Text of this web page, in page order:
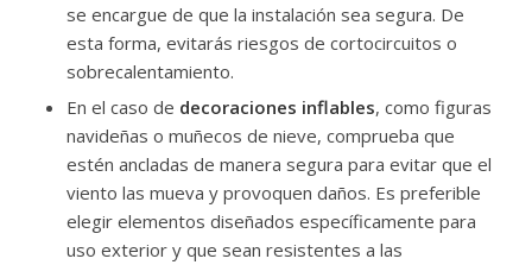
se encargue de que la instalación sea segura. De
esta forma, evitarás riesgos de cortocircuitos o
sobrecalentamiento.
En el caso de decoraciones inflables, como figuras
navideñas o muñecos de nieve, comprueba que
estén ancladas de manera segura para evitar que el
viento las mueva y provoquen daños. Es preferible
elegir elementos diseñados específicamente para
uso exterior y que sean resistentes a las